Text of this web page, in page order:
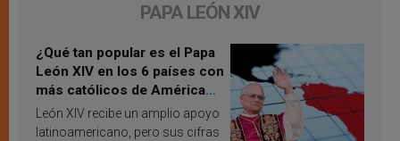
PAPA LEÓN XIV
¿Qué tan popular es el Papa
León XIV en los 6 países con
más católicos de América
Latina en 2026? Publican
resultados de investigación
León XIV recibe un amplio apoyo
latinoamericano, pero sus cifras